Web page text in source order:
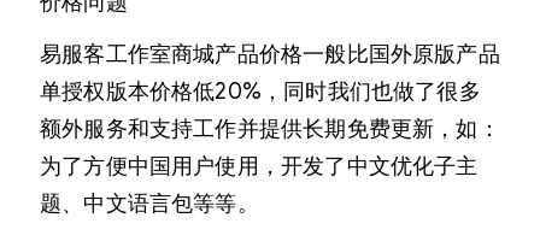
易服客工作室商城产品价格一般比国外原版产品
单授权版本价格低20%，同时我们也做了很多
额外服务和支持工作并提供长期免费更新，如：
为了方便中国用户使用，开发了中文优化子主
题、中文语言包等等。